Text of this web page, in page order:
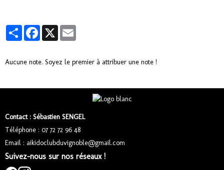
PartagerFacebook
X
Aucune note. Soyez le premier à attribuer une note !
Contact : Sébastien SENGEL
Téléphone : 07 72 72 96 48
Email : aikidoclubduvignoble@gmail.com
Suivez-nous sur nos réseaux !